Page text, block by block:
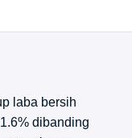
laba bersih
dibanding